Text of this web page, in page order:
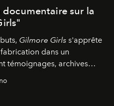
sur la
Gilmore Girls s'apprête
dans un
témoignages, archives